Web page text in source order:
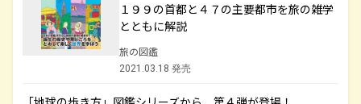
１９９の首都と４７の主要都市を旅の雑学
とともに解説
旅の図鑑
2021.03.18 発売